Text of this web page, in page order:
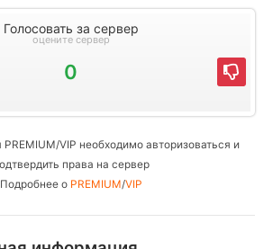
Голосовать за сервер
оцените сервер
0
VIP необходимо авторизоваться и
права на сервер
Подробнее о PREMIUM/VIP